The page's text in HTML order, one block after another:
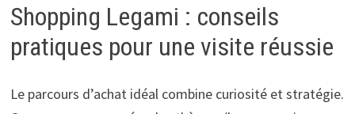
Shopping Legami : conseils
pratiques pour une visite réussie
Le parcours d’achat idéal combine curiosité et stratégie.